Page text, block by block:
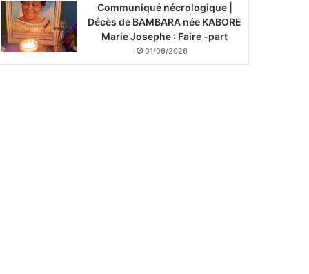
Communiqué nécrologique |
Décès de BAMBARA née KABORE
Marie Josephe : Faire -part
01/06/2026